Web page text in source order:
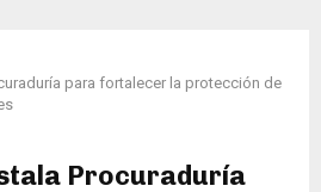
para fortalecer la protección de
Procuraduría